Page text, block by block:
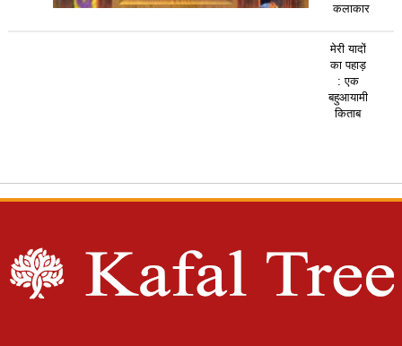
कलाकार
मेरी यादों
का पहाड़
: एक
बहुआयामी
किताब